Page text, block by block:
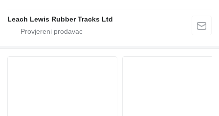
Leach Lewis Rubber Tracks Ltd